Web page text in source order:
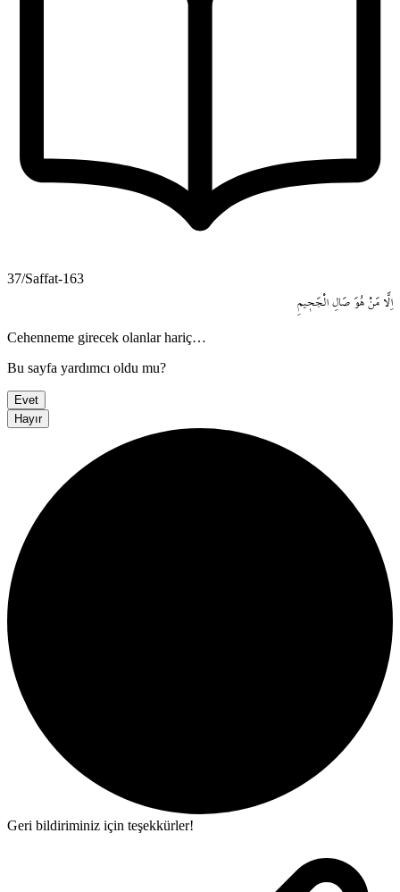
37/Saffat-163
اِلَّا مَنْ هُوَ صَالِ الْجَح۪يمِ
Cehenneme girecek olanlar hariç…
Bu sayfa yardımcı oldu mu?
Evet
Hayır
Geri bildiriminiz için teşekkürler!